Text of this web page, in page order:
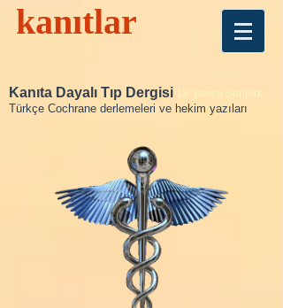
kanıtlar
Kanıta Dayalı Tıp Dergisi
Türkçe Cochrane derlemeleri ve hekim yazıları